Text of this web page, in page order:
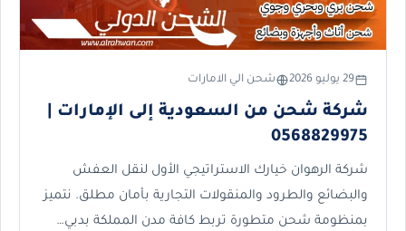
29 يوليو 2026 شحن الي الامارات
شركة شحن من السعودية إلى الإمارات |
0568829975
شركة الرهوان خيارك الاستراتيجي الأول لنقل العفش
والبضائع والطرود والمنقولات التجارية بأمان مطلق. نتميز
بمنظومة شحن متطورة تربط كافة مدن المملكة بدبي…